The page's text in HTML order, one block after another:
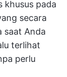
khusus pada
secara
saat Anda
terlihat
perlu